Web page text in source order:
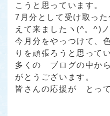
こうと思っています。
7月分として受け取っ
えて来ましたヽ(^。^)
今月分をやっつけて、
りを頑張ろうと思って
多くの ブログの中か
がとうございます。
皆さんの応援が とっ